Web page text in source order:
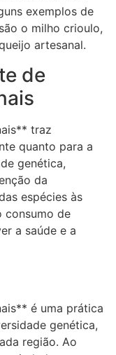
exemplos de
o milho crioulo,
artesanal.
de
traz
quanto para a
genética,
da
espécies às
consumo de
a saúde e a
é uma prática
genética,
região. Ao